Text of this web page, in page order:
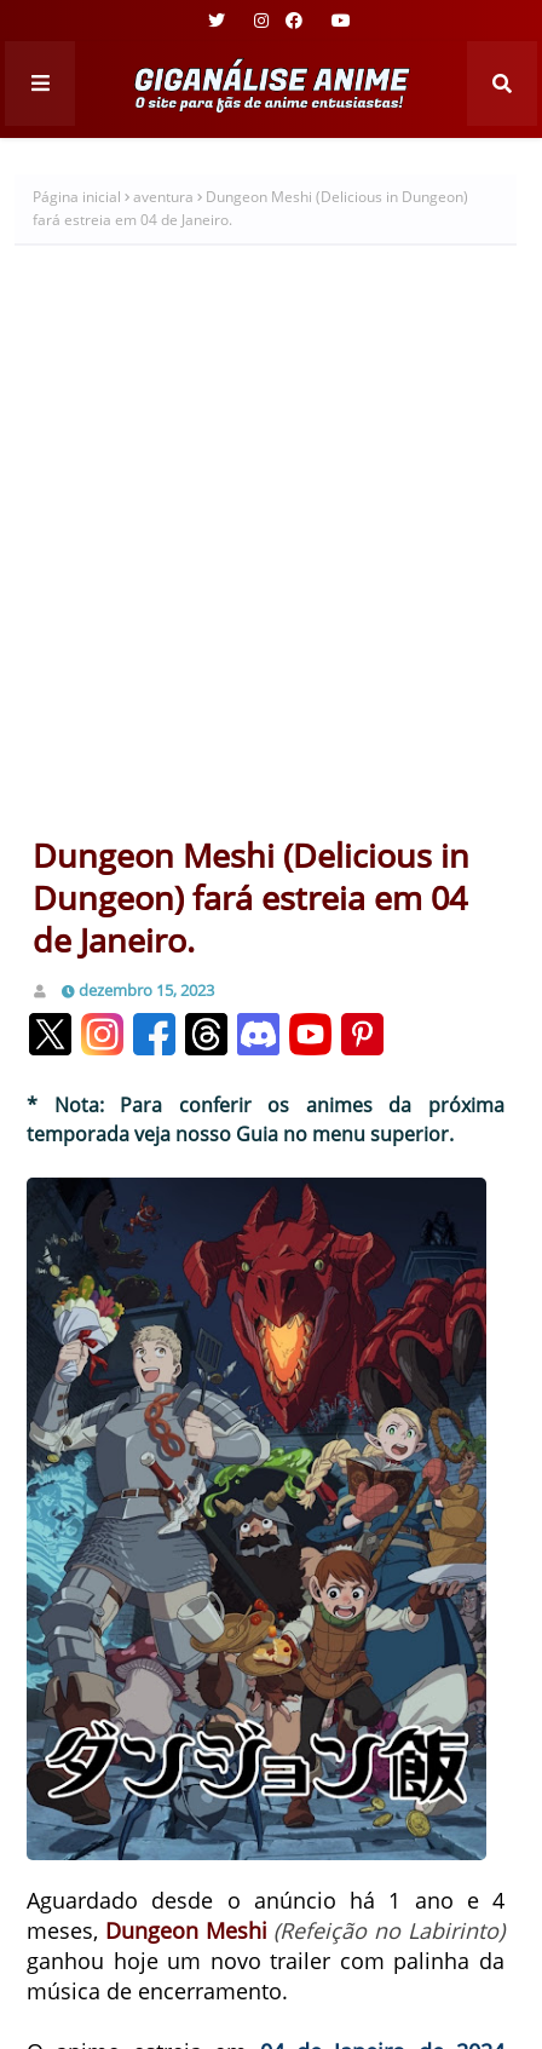
Página inicial aventura
Dungeon Meshi (Delicious in Dungeon)
fará estreia em 04 de Janeiro.
Dungeon Meshi (Delicious in
Dungeon) fará estreia em 04
de Janeiro.
dezembro 15, 2023
* Nota: Para conferir os animes da próxima
temporada veja nosso Guia no menu superior.
Aguardado desde o anúncio há 1 ano e 4
meses, Dungeon Meshi (Refeição no Labirinto)
ganhou hoje um novo trailer com palinha da
música de encerramento.